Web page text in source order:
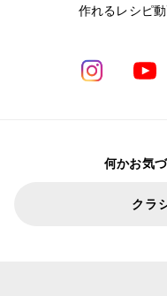
作れるレシピ
何かお気
クラ